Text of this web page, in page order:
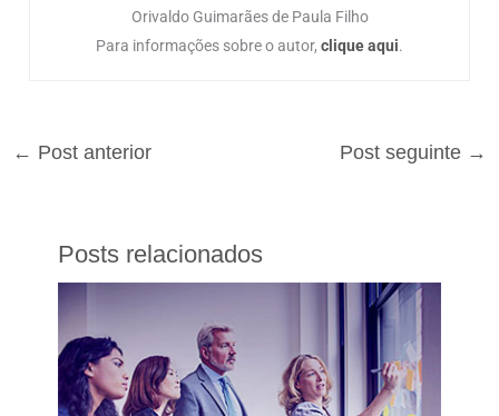
Orivaldo Guimarães de Paula Filho
Para informações sobre o autor, clique aqui.
← Post anterior Post seguinte →
Posts relacionados